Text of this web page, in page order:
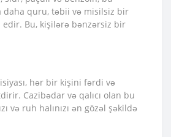
daha quru, təbii və misilsiz bir
Bu, kişilərə bənzərsiz bir
hər bir kişini fərdi və
Cazibədar və qalıcı olan bu
və ruh halınızı ən gözəl şəkildə